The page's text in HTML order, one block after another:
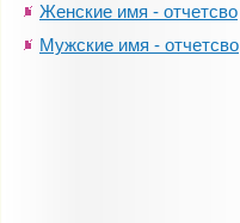
Женские имя - отчетсво
Мужские имя - отчетсво